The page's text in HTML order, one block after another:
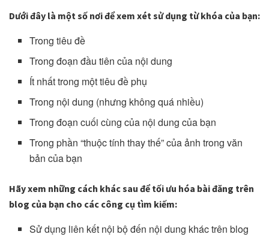
Dưới đây là một số nơi để xem xét sử dụng từ khóa của bạn:
Trong tiêu đề
Trong đoạn đầu tiên của nội dung
Ít nhất trong một tiêu đề phụ
Trong nội dung (nhưng không quá nhiều)
Trong đoạn cuối cùng của nội dung của bạn
Trong phần “thuộc tính thay thế” của ảnh trong văn
bản của bạn
Hãy xem những cách khác sau để tối ưu hóa bài đăng trên
blog của bạn cho các công cụ tìm kiếm:
Sử dụng liên kết nội bộ đến nội dung khác trên blog